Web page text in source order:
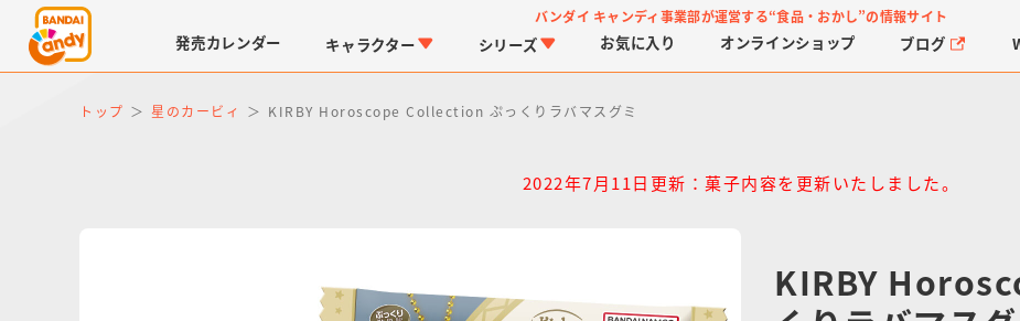
バンダイ キャンディ事業部が運営する“食品・おかし”の情報サイト
発売カレンダー キャラクター
仮面ライダーシリーズ
PROJECT R.E.D.・ス
プリキュアシリーズ ガン
シリーズ
キャラパキ つりグミ チョコサプ
にふ
お気に入り オンラインショップ ブログ
トップ 星のカービィ KIRBY Horoscope Collection ぷっくりラバマスグミ
2022年7月11日更新：菓子内容を更新いたしました。
KIRBY